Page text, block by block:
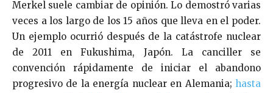
Merkel suele cambiar de opinión. Lo demostró varias
veces a los largo de los 15 años que lleva en el poder.
Un ejemplo ocurrió después de la catástrofe nuclear
de 2011 en Fukushima, Japón. La canciller se
convención rápidamente de iniciar el abandono
progresivo de la energía nuclear en Alemania; hasta